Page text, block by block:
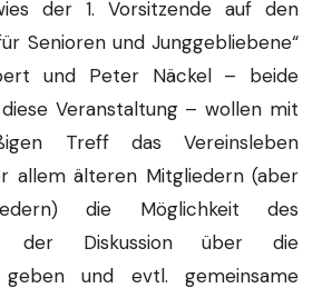
der 1. Vorsitzende auf den
Senioren und Junggebliebene“
und Peter Näckel – beide
Veranstaltung – wollen mit
Treff das Vereinsleben
allem älteren Mitgliedern (aber
die Möglichkeit des
der Diskussion über die
geben und evtl. gemeinsame